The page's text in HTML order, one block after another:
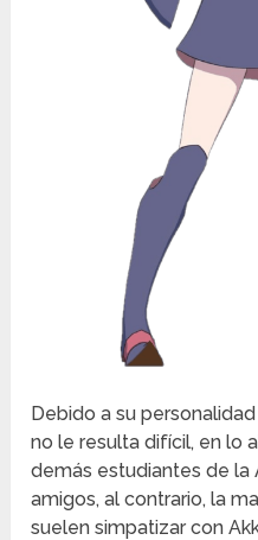
Debido a su
no le resulta difícil, en lo
demás estudiantes de la
amigos, al contrario, la
suelen simpatizar con